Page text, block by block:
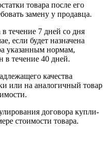
товара после его
замену у продавца.
течение 7 дней со дня
если будет назначена
указанным нормам,
в течение 40 дней.
качества
или на аналогичный товар
договора купли-
стоимости товара.